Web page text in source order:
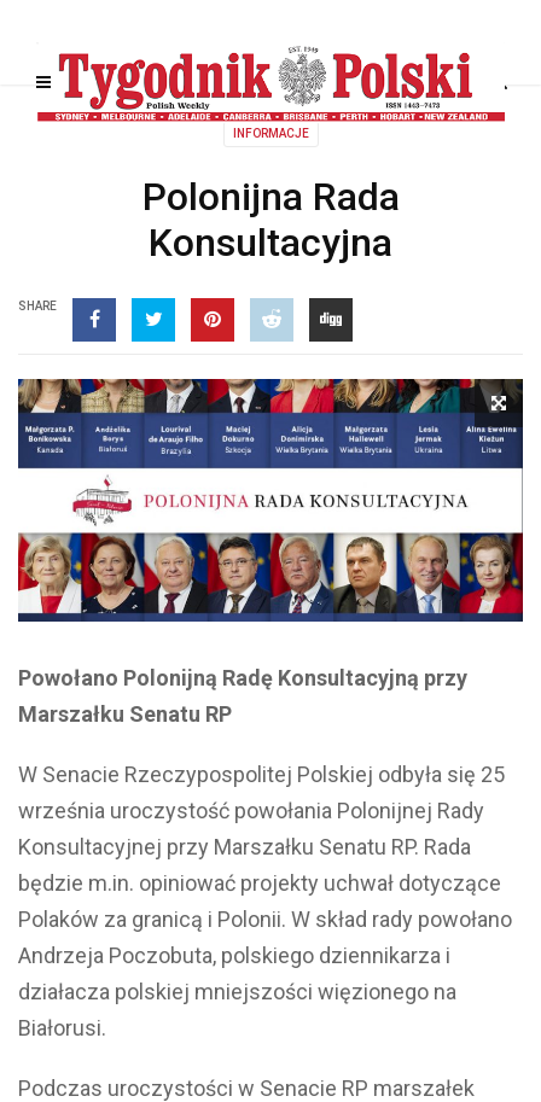
INFORMACJE
Polonijna Rada
Konsultacyjna
SHARE
Powołano Polonijną Radę Konsultacyjną przy
Marszałku Senatu RP
W Senacie Rzeczypospolitej Polskiej odbyła się 25
września uroczystość powołania Polonijnej Rady
Konsultacyjnej przy Marszałku Senatu RP. Rada
będzie m.in. opiniować projekty uchwał dotyczące
Polaków za granicą i Polonii. W skład rady powołano
Andrzeja Poczobuta, polskiego dziennikarza i
działacza polskiej mniejszości więzionego na
Białorusi.
Podczas uroczystości w Senacie RP marszałek